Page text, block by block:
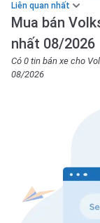
Liên quan nhất
Mua bán
nhất 08/2026
Có 0 tin bán xe cho
08/2026